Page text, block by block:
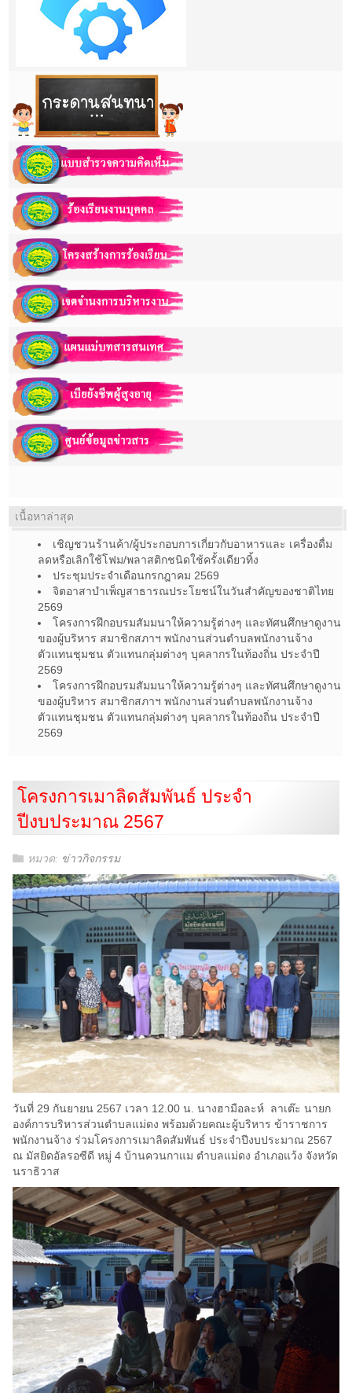
เนื้อหาล่าสุด
เชิญชวนร้านค้า/ผู้ประกอบการเกี่ยวกับอาหารและ เครื่องดื่ม
ลดหรือเลิกใช้โฟม/พลาสติกชนิดใช้ครั้งเดียวทิ้ง
ประชุมประจำเดือนกรกฎาคม 2569
จิตอาสาบำเพ็ญสาธารณประโยชน์ในวันสำคัญของชาติไทย
2569
โครงการฝึกอบรมสัมมนาให้ความรู้ต่างๆ และทัศนศึกษาดูงาน
ของผู้บริหาร สมาชิกสภาฯ พนักงานส่วนตำบลพนักงานจ้าง
ตัวแทนชุมชน ตัวแทนกลุ่มต่างๆ บุคลากรในท้องถิ่น ประจำปี
2569
โครงการฝึกอบรมสัมมนาให้ความรู้ต่างๆ และทัศนศึกษาดูงาน
ของผู้บริหาร สมาชิกสภาฯ พนักงานส่วนตำบลพนักงานจ้าง
ตัวแทนชุมชน ตัวแทนกลุ่มต่างๆ บุคลากรในท้องถิ่น ประจำปี
2569
โครงการเมาลิดสัมพันธ์ ประจำ
ปีงบประมาณ 2567
หมวด: ข่าวกิจกรรม
วันที่ 29 กันยายน 2567 เวลา 12.00 น. นางฮามือละห์ ลาเต๊ะ นายก
องค์การบริหารส่วนตำบลแม่ดง พร้อมด้วยคณะผู้บริหาร ข้าราชการ
พนักงานจ้าง ร่วมโครงการเมาลิดสัมพันธ์ ประจำปีงบประมาณ 2567
ณ มัสยิดอัลรอซีดี หมู่ 4 บ้านควนกาแม ตำบลแม่ดง อำเภอแว้ง จังหวัด
นราธิวาส